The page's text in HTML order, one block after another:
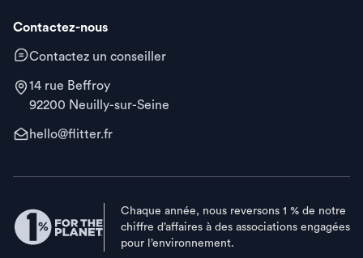
Contactez-nous
Contactez un conseiller
14 rue Beffroy
92200 Neuilly-sur-Seine
hello@flitter.fr
Chaque année, nous reversons 1 % de notre
chiffre d’affaires à des associations engagées
pour l’environnement.